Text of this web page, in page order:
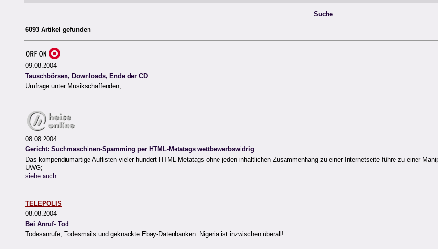
Suche
6093 Artikel gefunden
09.08.2004
Tauschbörsen, Downloads, Ende der CD
Umfrage unter Musikschaffenden;
08.08.2004
Gericht: Suchmaschinen-Spamming per HTML-Metatags wettbewerbswidrig
Das kompendiumartige Auflisten vieler hundert HTML-Metatags ohne jeden inhaltlichen Zusammenhang zu einer Internetseite führe zu einer
UWG;
siehe auch
TELEPOLIS
08.08.2004
Bei Anruf- Tod
Todesanrufe, Todesmails und geknackte Ebay-Datenbanken: Nigeria ist inzwischen überall!